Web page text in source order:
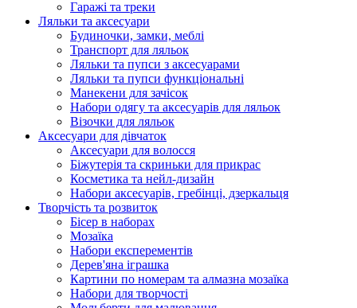
Гаражі та треки
Ляльки та аксесуари
Будиночки, замки, меблі
Транспорт для ляльок
Ляльки та пупси з аксесуарами
Ляльки та пупси функціональні
Манекени для зачісок
Набори одягу та аксесуарів для ляльок
Візочки для ляльок
Аксесуари для дівчаток
Аксесуари для волосся
Біжутерія та скриньки для прикрас
Косметика та нейл-дизайн
Набори аксесуарів, гребінці, дзеркальця
Творчість та розвиток
Бісер в наборах
Мозаїка
Набори експерементів
Дерев'яна іграшка
Картини по номерам та алмазна мозаїка
Набори для творчості